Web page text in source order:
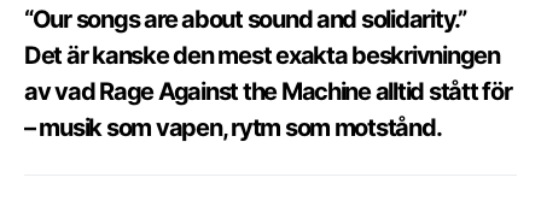
“Our songs are about sound and solidarity.”
Det är kanske den mest exakta beskrivningen
av vad Rage Against the Machine alltid stått för
– musik som vapen, rytm som motstånd.